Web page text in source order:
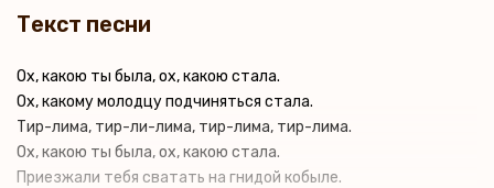
Текст песни
Ох, какою ты была, ох, какою стала.
Ох, какому молодцу подчиняться стала.
Тир-лима, тир-ли-лима, тир-лима, тир-лима.
Ох, какою ты была, ох, какою стала.
Приезжали тебя сватать на гнидой кобыле.